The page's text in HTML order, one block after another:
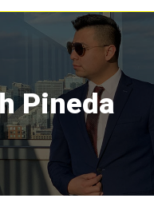
Pineda